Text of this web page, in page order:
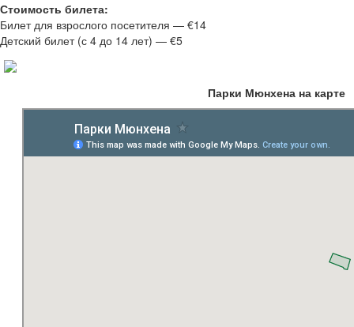
Стоимость билета:
Билет для взрослого посетителя — €14
Детский билет (с 4 до 14 лет) — €5
Парки Мюнхена на карте